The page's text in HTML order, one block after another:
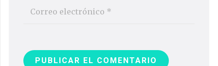
PUBLICAR EL COMENTARIO